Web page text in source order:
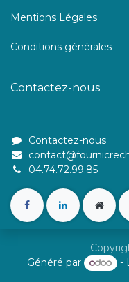
Mentions Légales
Conditions générales
Contactez-nous
Contactez-nous
04.74.72.99.85
Généré par
-